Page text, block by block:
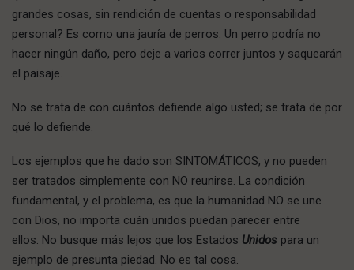
grandes cosas, sin rendición de cuentas o responsabilidad
personal? Es como una jauría de perros. Un perro podría no
hacer ningún daño, pero deje a varios correr juntos y saquearán
el paisaje.
No se trata de con cuántos defiende algo usted; se trata de por
qué lo defiende.
Los ejemplos que he dado son SINTOMÁTICOS, y no pueden
ser tratados simplemente con NO reunirse. La condición
fundamental, y el problema, es que la humanidad NO se une
con Dios, no importa cuán unidos puedan parecer entre
ellos. No busque más lejos que los Estados Unidos para un
ejemplo de presunta piedad. No es tal cosa.